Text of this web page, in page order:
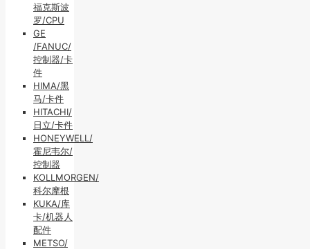
福克斯波
罗/CPU
GE
/FANUC/
控制器/卡
件
HIMA/黑
马/卡件
HITACHI/
日立/卡件
HONEYWELL/
霍尼韦尔/
控制器
KOLLMORGEN/
科尔摩根
KUKA/库
卡/机器人
配件
METSO/